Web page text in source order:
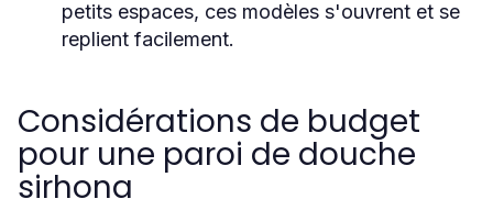
petits espaces, ces modèles s'ouvrent et se
replient facilement.
Considérations de budget
pour une paroi de douche
sirhona